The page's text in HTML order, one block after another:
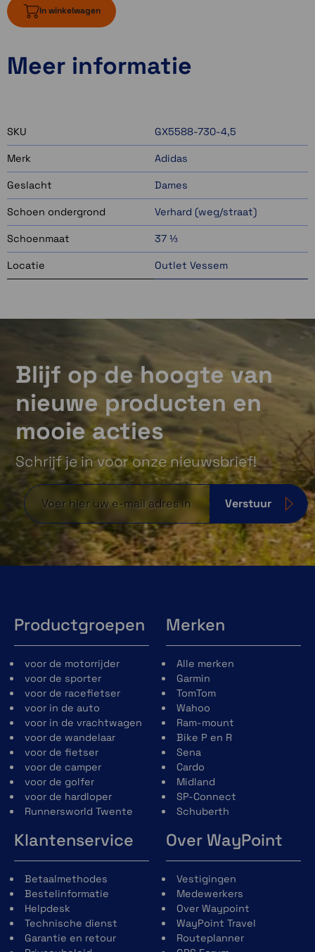
In winkelwagen
Meer informatie
SKU GX5588-730-4,5
Merk Adidas
Geslacht Dames
Schoen ondergrond Verhard (weg/straat)
Schoenmaat 37 ⅓
Locatie Outlet Vessem
Blijf op de hoogte van
nieuwe producten en
mooie acties
Schrijf je in voor onze nieuwsbrief!
Verstuur
Productgroepen
voor de motorrijder
voor de sporter
voor de racefietser
voor in de auto
voor in de vrachtwagen
voor de wandelaar
voor de fietser
voor de camper
voor de golfer
voor de hardloper
Runnersworld Twente
Merken
Alle merken
Garmin
TomTom
Wahoo
Ram-mount
Bike P en R
Sena
Cardo
Midland
SP-Connect
Schuberth
Klantenservice
Betaalmethodes
Bestelinformatie
Helpdesk
Technische dienst
Garantie en retour
Over WayPoint
Vestigingen
Medewerkers
Over Waypoint
WayPoint Travel
Routeplanner